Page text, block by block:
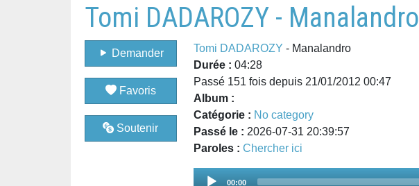
Tomi DADAROZY - Manalandro
Demander
Favoris
Soutenir
Tomi DADAROZY - Manalandro
Durée : 04:28
Passé 151 fois depuis 21/01/2012 00:47
Album :
Catégorie : No category
Passé le : 2026-07-31 20:39:57
Paroles : Chercher ici
Audio
00:00